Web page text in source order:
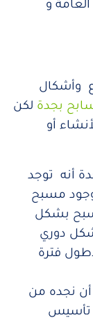
و
وأشكال
بجدة لكن
أو
أنه توجد
وجود مسبح
بشكل
دوري
فترة
نجده من
تأسيس